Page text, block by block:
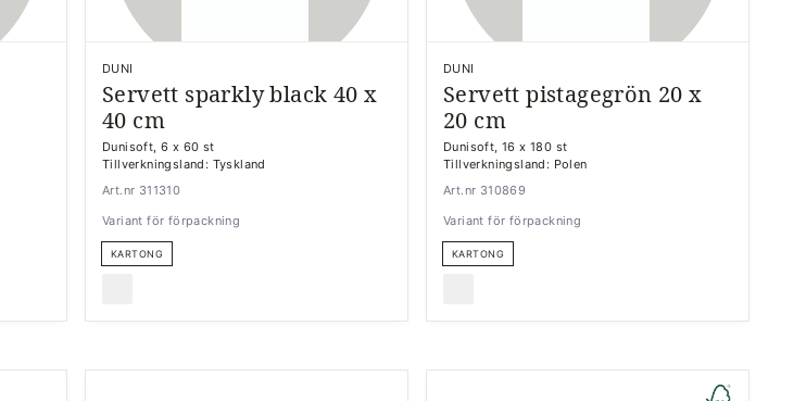
DUNI
Servett sparkly black 40 x
40 cm
Dunisoft, 6 x 60 st
Tillverkningsland: Tyskland
Art.nr 311310
Variant för förpackning
KARTONG
DUNI
Servett pistagegrön 20 x
20 cm
Dunisoft, 16 x 180 st
Tillverkningsland: Polen
Art.nr 310869
Variant för förpackning
KARTONG